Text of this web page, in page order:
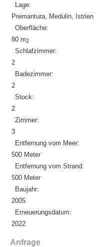
Lage:
Premantura, Medulin, Istrien
Oberfläche:
80 m2
Schlafzimmer:
2
Badezimmer:
2
Stock:
2
Zimmer:
3
Entfernung vom Meer:
500 Meter
Entfernung vom Strand:
500 Meter
Baujahr:
2005
Erneuerungsdatum:
2022
Anfrage